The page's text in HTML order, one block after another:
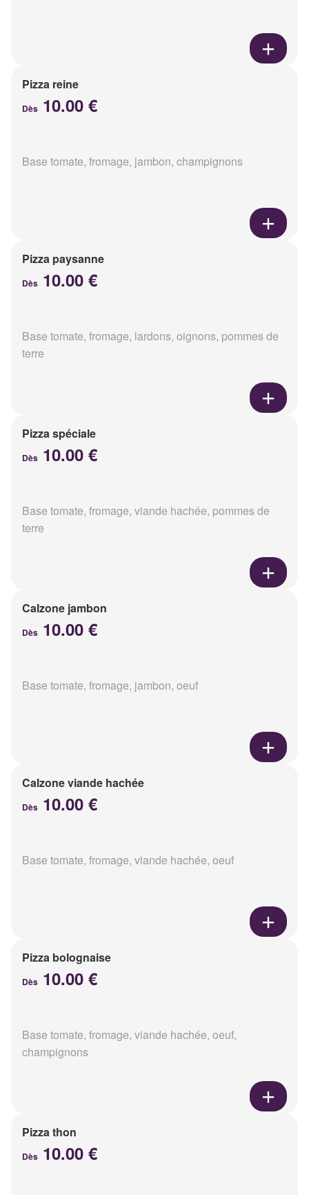
Pizza reine
Dès 10.00 €
Base tomate, fromage, jambon, champignons
Pizza paysanne
Dès 10.00 €
Base tomate, fromage, lardons, oignons, pommes de
terre
Pizza spéciale
Dès 10.00 €
Base tomate, fromage, viande hachée, pommes de
terre
Calzone jambon
Dès 10.00 €
Base tomate, fromage, jambon, oeuf
Calzone viande hachée
Dès 10.00 €
Base tomate, fromage, viande hachée, oeuf
Pizza bolognaise
Dès 10.00 €
Base tomate, fromage, viande hachée, oeuf,
champignons
Pizza thon
Dès 10.00 €